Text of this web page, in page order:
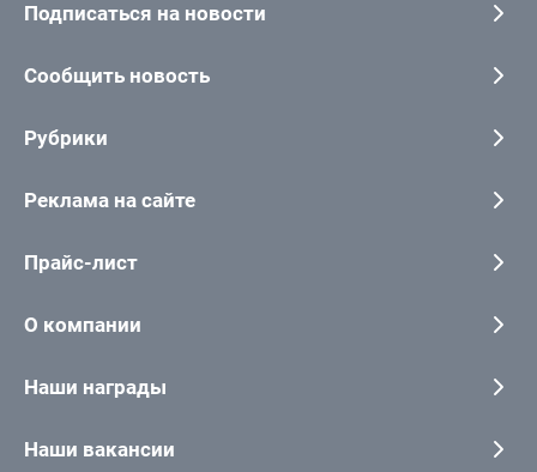
Подписаться на новости
Сообщить новость
Рубрики
Реклама на сайте
Прайс-лист
О компании
Наши награды
Наши вакансии